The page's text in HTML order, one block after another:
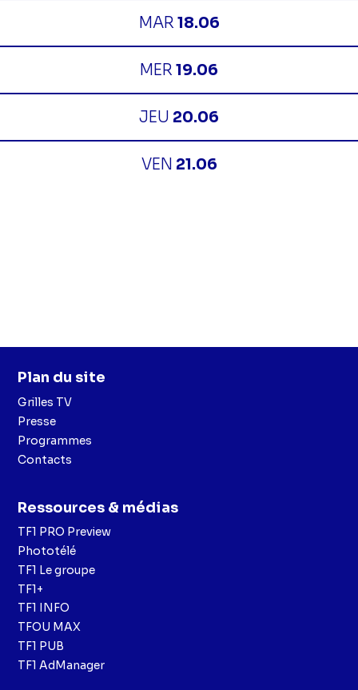
MAR 18.06
MER 19.06
JEU 20.06
VEN 21.06
Plan du site
Grilles TV
Presse
Programmes
Contacts
Ressources & médias
TF1 PRO Preview
Phototélé
TF1 Le groupe
TF1+
TF1 INFO
TFOU MAX
TF1 PUB
TF1 AdManager